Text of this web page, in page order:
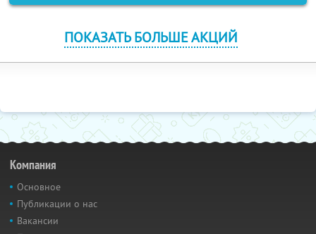
ПОКАЗАТЬ БОЛЬШЕ АКЦИЙ
Компания
Основное
Публикации о нас
Вакансии